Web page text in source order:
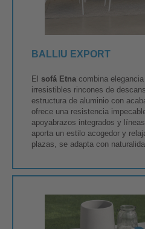
BALLIU EXPORT
El sofá Etna combina
irresistibles rincones de
estructura de aluminio con
ofrece una resistencia
apoyabrazos integrados y
aporta un estilo acogedor y
plazas, se adapta con